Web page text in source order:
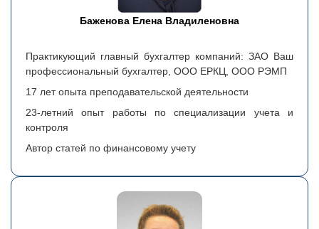
Баженова Елена Владиленовна
Практикующий главный бухгалтер компаний: ЗАО Ваш
профессиональный бухгалтер, ООО ЕРКЦ, ООО РЭМП
17 лет опыта преподавательской деятельности
23-летний опыт работы по специализации учета и
контроля
Автор статей по финансовому учету